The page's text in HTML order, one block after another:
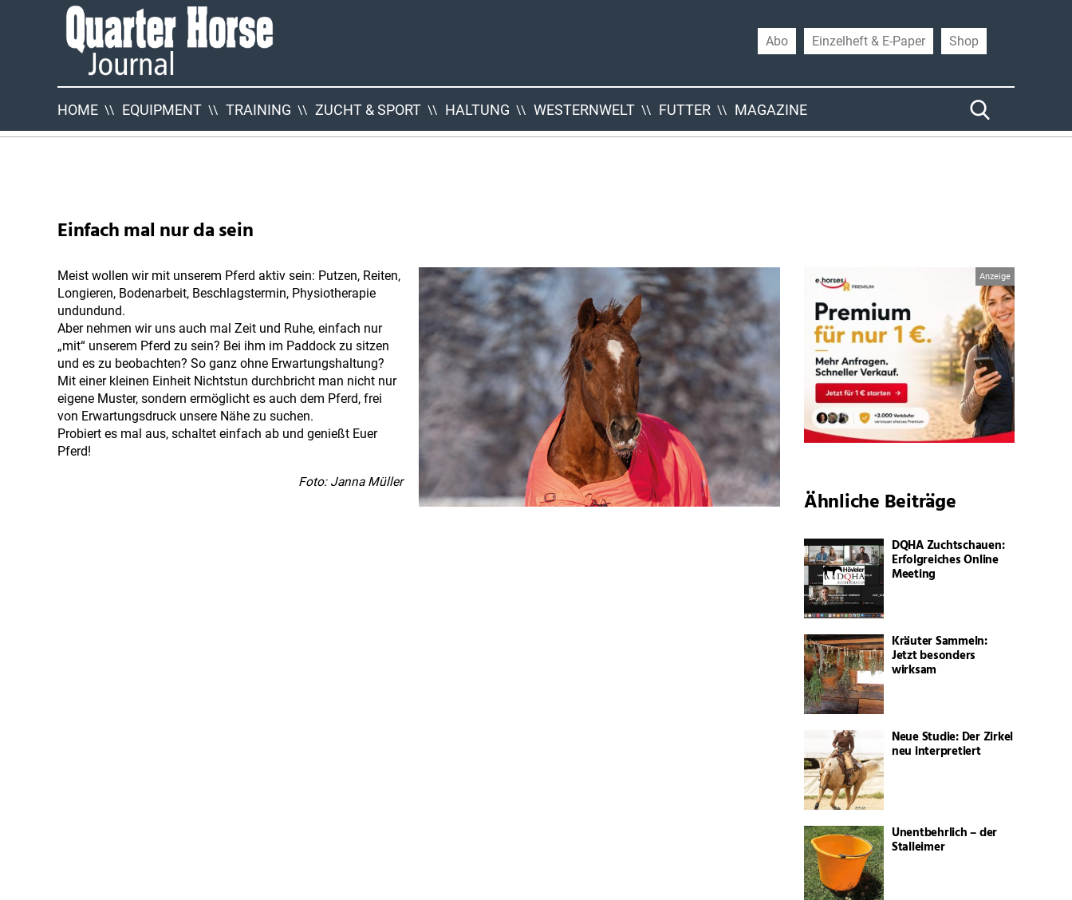
Quarter
Horse
Journal
HOME EQUIPMENT TRAINING ZUCHT & SPORT HALTUNG WESTERNWELT FUTTER MAGAZINE
Abo Einzelheft & E-Paper Shop
QHJ Neuigkeiten
Einfach mal nur da sein
Meist wollen wir mit unserem Pferd aktiv sein: Putzen, Reiten,
Longieren, Bodenarbeit, Beschlagstermin, Physiotherapie
undundund.
Aber nehmen wir uns auch mal Zeit und Ruhe, einfach nur
„mit“ unserem Pferd zu sein? Bei ihm im Paddock zu sitzen
und es zu beobachten? So ganz ohne Erwartungshaltung?
Mit einer kleinen Einheit Nichtstun durchbricht man nicht nur
eigene Muster, sondern ermöglicht es auch dem Pferd, frei
von Erwartungsdruck unsere Nähe zu suchen.
Probiert es mal aus, schaltet einfach ab und genießt Euer
Pferd!
Foto: Janna Müller
Ähnliche Beiträge
DQHA Zuchtschauen:
Erfolgreiches Online
Meeting
Kräuter Sammeln:
Jetzt besonders
wirksam
Neue Studie: Der Zirkel
neu interpretiert
Unentbehrlich – der
Stalleimer